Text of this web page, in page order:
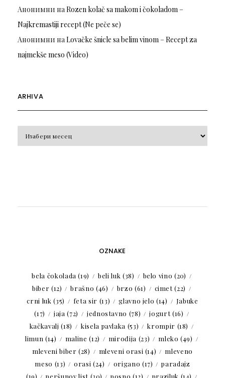
Анонимни наRozen kolač sa makom i čokoladom –
Najkremastiji recept (Ne peče se)
Анонимни наLovačke šnicle sa belim vinom – Recept za
najmekše meso (Video)
ARHIVA
OZNAKE
bela čokolada (19) beli luk (38) belo vino (20)
biber (12) brašno (46) brzo (61) cimet(22)
crni luk (35) feta sir (13) glavno jelo (14)
Jabuke
(17)
jaja (72) jednostavno (78) jogurt(16)
kačkavalj (18) kisela pavlaka (53) krompir (18)
limun (14) maline (12) mirođija (23) mleko (49)
mleveni biber (28) mleveni orasi (14)
mleveno
meso (13) orasi (24) origano (17)
paradajz